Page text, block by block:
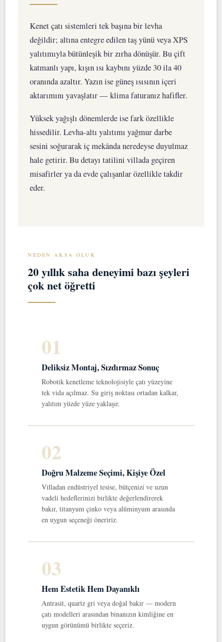
Kenet çatı sistemleri tek başına bir levha
değildir; altına entegre edilen taş yünü veya XPS
yalıtımıyla bütünleşik bir zırha dönüşür. Bu çift
katmanlı yapı, kışın ısı kaybını yüzde 30 ila 40
oranında azaltır. Yazın ise güneş ısısının içeri
aktarımını yavaşlatır — klima faturanız hafifler.
Yüksek yağışlı dönemlerde ise fark özellikle
hissedilir. Levha-altı yalıtımı yağmur darbe
sesini soğurarak iç mekânda neredeyse duyulmaz
hale getirir. Bu detayı tatilini villada geçiren
misafirler ya da evde çalışanlar özellikle takdir
eder.
NEDEN AKSA OLUK
20 yıllık saha deneyimi bazı şeyleri
çok net öğretti
01
Deliksiz Montaj, Sızdırmaz Sonuç
Robotik kenetleme teknolojisiyle çatı yüzeyine
tek vida açılmaz. Su giriş noktası ortadan kalkar,
yalıtım yüzde yüze yaklaşır.
02
Doğru Malzeme Seçimi, Kişiye Özel
Villadan endüstriyel tesise, bütçenizi ve uzun
vadeli hedeflerinizi birlikte değerlendirerek
bakır, titanyum çinko veya alüminyum arasında
en uygun seçeneği öneririz.
03
Hem Estetik Hem Dayanıklı
Antrasit, quartz gri veya doğal bakır — modern
çatı modelleri arasından binanızın kimliğine en
uygun görünümü birlikte seçeriz.